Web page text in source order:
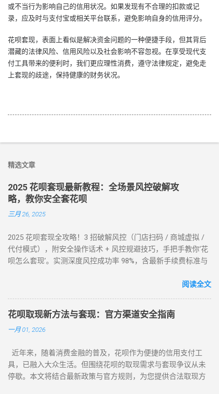
或不当行为影响自己的信用状况。如果发现有不合理的扣款或记
录，应及时与支付宝或相关平台联系，避免影响自身的信用评分。
花呗套现，表面上看似是解决资金问题的一种便捷手段，但其背后
潜藏的法律风险、信用风险以及社会影响不容忽视。在享受现代支
付工具带来的便利时，我们更应理性消费，遵守法律规定，避免走
上套现的歧途，保持健康的财务状况。
精选文章
2025 花呗套现最新教程：全场景风控破解攻
略，教你安全套花呗
三月 26, 2025
2025 花呗套现全攻略！3 招破解风控（门店扫码 / 商城虚拟 /
代付模式），附安全操作话术 + 风控规避技巧，手把手教你‘花
呗怎么套现’。实测深度风控成功率 98%，含最新手续费标准与
教程：全场景风控破解攻略，教你安全套花呗 在移动支付普
成为用户关注的焦点。本文将针对不同风控等级的花呗账户，
提供系统性的套现解决方案，帮助用户在合规前提下实现额度
变现。如果你正在搜索 “花呗怎么套现” 或 “花呗套现教程”，本
呗：门店扫码套现法，秒到账的快捷操作 对于未触发风控的花
呗账户，最直接的套现方式是通过实体门店完成。 操作步骤如
下： 寻找支持花呗的实体商家 ：如便利店、餐饮店等，确认其
阅读全文
花呗取现新方法与套现：官方渠道安全指南
一月 01, 2026
近年来，随着消费金融的普及，花呗作为便捷的信用支付工
具，已融入大众生活。但围绕花呗的取现需求与套现争议从未
停歇。本文将结合最新政策与官方规则，为您提供合法取现方